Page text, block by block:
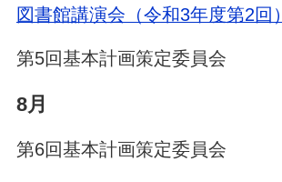
図書館講演会（令和3年度第2回）
第5回基本計画策定委員会
8月
第6回基本計画策定委員会